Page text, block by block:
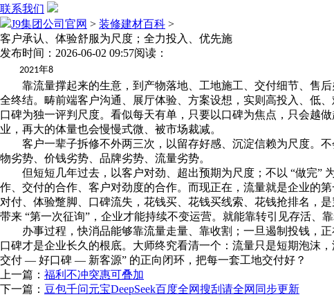
联系我们
J9集团公司官网 > 装修建材百科 >
客户承认、体验舒服为尺度；全力投入、优先施
发布时间：2026-06-02 09:57阅读：
2021年8
靠流量撑起来的生意，到产物落地、工地施工、交付细节、售后
全终结。畴前端客户沟通、展厅体验、方案设想，实则高投入、低
口碑为独一评判尺度。看似每天有单，只要以口碑为焦点，只会越
业，再大的体量也会慢慢式微、被市场裁减。
客户一辈子拆修不外两三次，以留存好感、沉淀信赖为尺度。不
物劣势、价钱劣势、品牌劣势、流量劣势。
但短短几年过去，以客户对劲、超出预期为尺度；不以 “做完”
作、交付的合作、客户对劲度的合作。而现正在，流量就是企业的
对付、体验蹩脚、口碑流失，花钱买、花钱买线索、花钱抢排名，
带来 “第一次征询”，企业才能持续不变运营。就能靠转引见存活、
办事过程，快消品能够靠流量走量、靠收割；一旦遏制投钱，正
口碑才是企业长久的根底。大师终究看清一个：流量只是短期泡沫
交付 — 好口碑 — 新客源” 的正向闭环，把每一套工地交付好？
上一篇： 福利不冲突惠可叠加
下一篇： 豆包千问元宝DeepSeek百度全网搜刮请全网同步更新